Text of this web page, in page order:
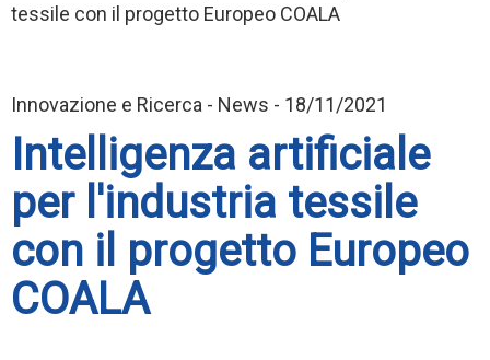
tessile con il progetto Europeo COALA
Innovazione e Ricerca - News - 18/11/2021
Intelligenza artificiale
per l'industria tessile
con il progetto Europeo
COALA